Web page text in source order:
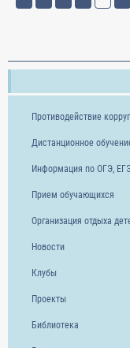
Противодействие
Дистанционное
Информация по ОГЭ,
Прием обучающихся
Организация отдыха
Новости
Клубы
Проекты
Библиотека